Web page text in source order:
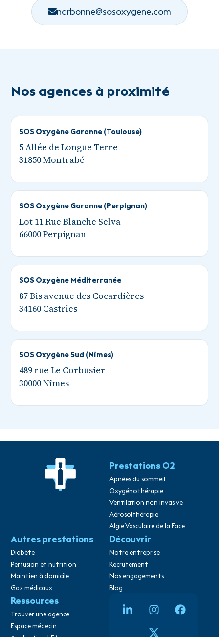
narbonne@sosoxygene.com
Nos agences à proximité
SOS Oxygène Garonne (Toulouse)
5 Allée de Longue Terre
31850 Montrabé
SOS Oxygène Garonne (Perpignan)
Lot 11 Rue Blanche Selva
66000 Perpignan
SOS Oxygène Méditerranée
87 Bis avenue des Cocardières
34160 Castries
SOS Oxygène Sud (Nîmes)
489 rue Le Corbusier
30000 Nîmes
Prestations O2
Apnées du sommeil​
Oxygénothérapie
Ventilation non invasive
Aérosolthérapie
Algie Vasculaire de la Face
Autres prestations
Diabète
Perfusion et nutrition
Maintien à domicile
Gaz médicaux
Découvrir
Notre entreprise
Recrutement
Nos engagements
Blog
Ressources
Trouver une agence
Espace médecin